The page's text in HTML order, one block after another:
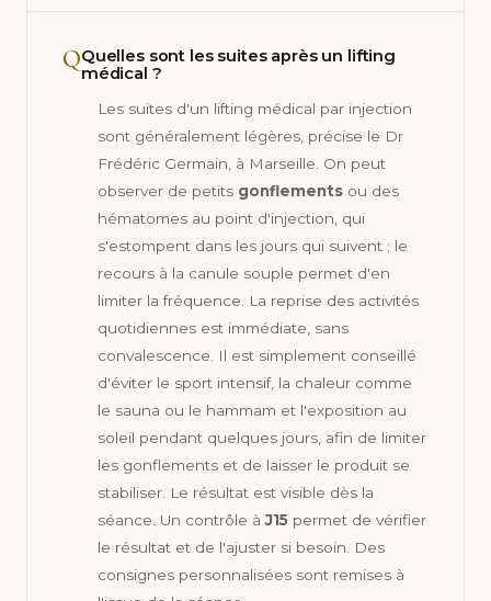
QQuelles sont les suites après un lifting
médical ?
Les suites d'un lifting médical par injection
sont généralement légères, précise le Dr
Frédéric Germain, à Marseille. On peut
observer de petits gonflements ou des
hématomes au point d'injection, qui
s'estompent dans les jours qui suivent ; le
recours à la canule souple permet d'en
limiter la fréquence. La reprise des activités
quotidiennes est immédiate, sans
convalescence. Il est simplement conseillé
d'éviter le sport intensif, la chaleur comme
le sauna ou le hammam et l'exposition au
soleil pendant quelques jours, afin de limiter
les gonflements et de laisser le produit se
stabiliser. Le résultat est visible dès la
séance. Un contrôle àJ15 permet de vérifier
le résultat et de l'ajuster si besoin. Des
consignes personnalisées sont remises à